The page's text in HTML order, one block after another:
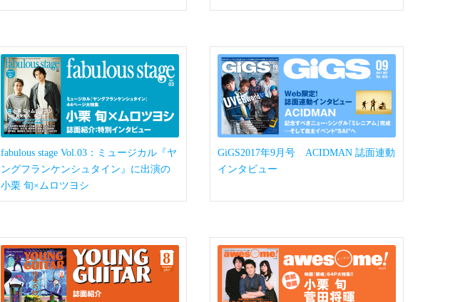
fabulous stage Vol.03：ミュージカル『ヤ
ングフランケンシュタイン』に出演の
小栗 旬×ムロツヨシ
GiGS2017年9月号 ACIDMAN 誌面連動
インタビュー